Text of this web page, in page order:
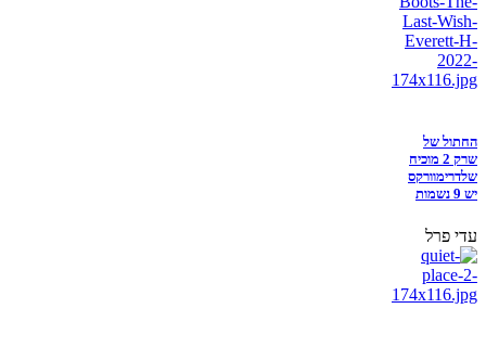
החתול של
שרק 2 מוכיח
שלדרימוורקס
יש 9 נשמות
עדי פרל